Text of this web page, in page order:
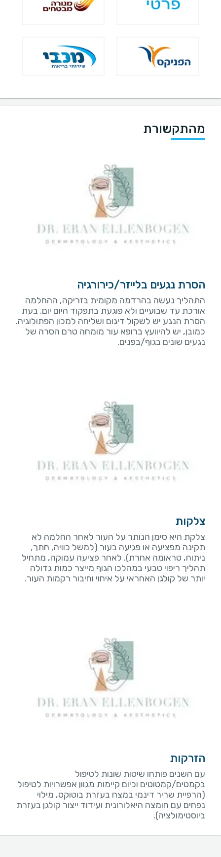
מהתקשורת
הסרת נגעים בלייזר/כירורגיה
התהליך נעשה בהרדמה מקומית בזריקה, ההחלמה
אורכת עד שבועיים ולא פוגעת בתפקוד היום יום. בעת
הסרת הנגע יש לשקול דיגום ושליחה למכון הפתולוגיה.
כמובן, יש להיוועץ ברופא עור מומחה טרם הסרה של
נגעים שונים בגוף/בפנים.
צלקות
צלקת היא סימן הנותר על העור לאחר החלמה לא
תקינה מפציעה או פגיעה בעור (למשל כוויה, חתך,
ניתוח, טראומה אחרת). לאחר פציעה עמוקה, מתחיל
תהליך ריפוי טבעי במהלכו הגוף מייצר כמות גדולה
יותר של קולגן האחראי על איחוי וחיבור רקמות העור.
הזרקות
עם השנים פותחו שיטות שונות לטיפול
בקמטים/קמטוטים וכיום קיימות מגוון אפשרויות לטיפול
(הרפיית שריר דינמי במצח בעזרת בוטוקס, מילוי
נפחים עם חומצה היאלורונית ועידוד ייצור קולגן בעזרת
ביוסטימולציה).